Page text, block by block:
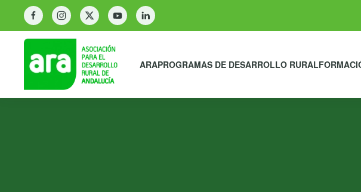
ARAPROGRAMAS DE DESARROLLO RURAL